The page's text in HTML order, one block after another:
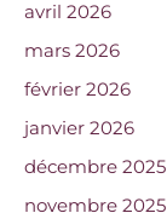
avril 2026
mars 2026
février 2026
janvier 2026
décembre 2025
novembre 2025